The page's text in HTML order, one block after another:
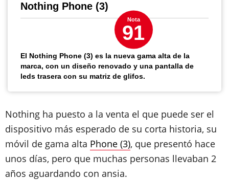
Nothing Phone (3)
Nota
91
El Nothing Phone (3) es la nueva gama alta de la
marca, con un diseño renovado y una pantalla de
leds trasera con su matriz de glifos.
Nothing ha puesto a la venta el que puede ser el
dispositivo más esperado de su corta historia, su
móvil de gama alta Phone (3), que presentó hace
unos días, pero que muchas personas llevaban 2
años aguardando con ansia.